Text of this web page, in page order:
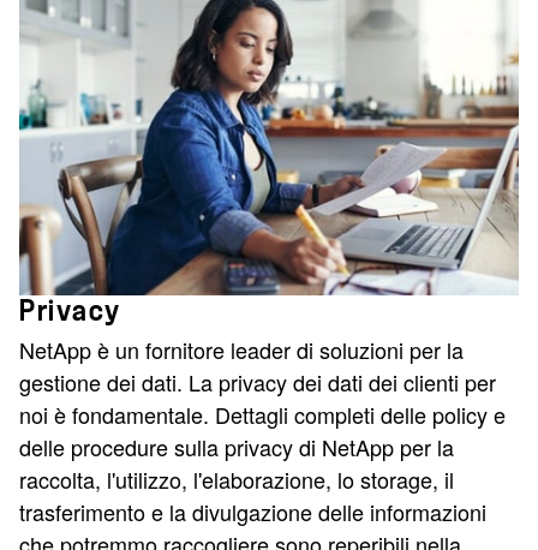
Privacy
NetApp è un fornitore leader di soluzioni per la
gestione dei dati. La privacy dei dati dei clienti per
noi è fondamentale. Dettagli completi delle policy e
delle procedure sulla privacy di NetApp per la
raccolta, l'utilizzo, l'elaborazione, lo storage, il
trasferimento e la divulgazione delle informazioni
che potremmo raccogliere sono reperibili nella